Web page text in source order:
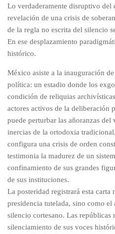
Lo verdaderamente disruptivo del
revelación de una crisis de
de la regla no escrita del silencio
En ese desplazamiento
histórico.
México asiste a la inauguración
política: un estadio donde los
condición de reliquias
actores activos de la deliberación
puede perturbar las añoranzas
inercias de la ortodoxia
configura una crisis de orden
testimonia la madurez de un
confinamiento de sus grandes
de sus instituciones.
​La posteridad registrará esta
presidencia tutelada, sino como
silencio cortesano. Las repúblicas
silenciamiento de sus voces